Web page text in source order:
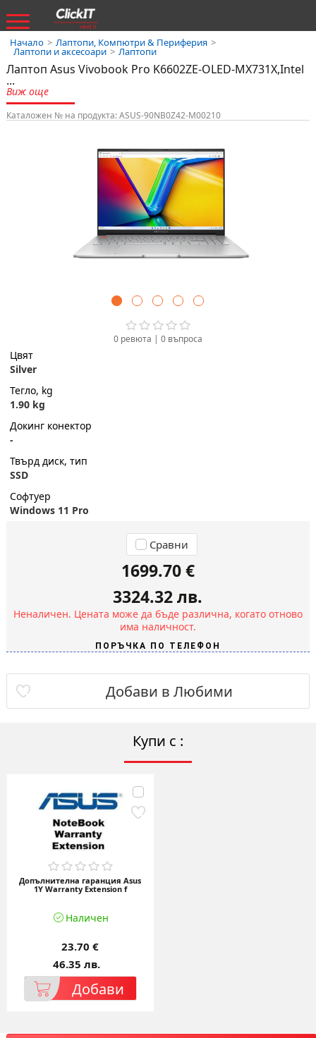
Начало > Лаптопи, Компютри & Периферия >
Лаптопи и аксесоари > Лаптопи
Лаптоп Asus Vivobook Pro K6602ZE-OLED-MX731X,Intel
...
Виж още
Каталожен № на продукта: ASUS-90NB0Z42-M00210
0 ревюта | 0въпроса
Цвят
Silver
Тегло, kg
1.90 kg
Докинг конектор
-
Твърд диск, тип
SSD
Софтуер
Windows 11 Pro
Сравни
1699.70 €
3324.32 лв.
Неналичен. Цената може да бъде различна, когато отново
има наличност.
Добави в Любими
Купи с :
Допълнителна гаранция Asus
1Y Warranty Extension f
Наличен
23.70 €
46.35 лв.
Добави